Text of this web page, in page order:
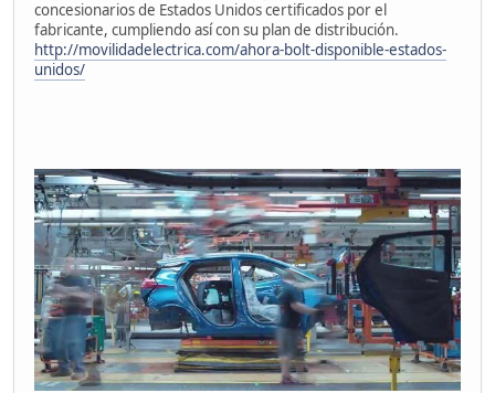
concesionarios de Estados Unidos certificados por el
fabricante, cumpliendo así con su plan de distribución.
http://movilidadelectrica.com/ahora-bolt-disponible-estados-
unidos/